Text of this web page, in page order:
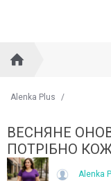
Alenka Plus /
ВЕСНЯНЕ
ПОТРІБНО
Alenka